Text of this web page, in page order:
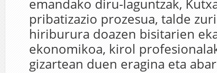
emandako diru-laguntzak,
pribatizazio prozesua, talde
hiriburura doazen bisitarien
ekonomikoa, kirol
gizartean duen eragina eta